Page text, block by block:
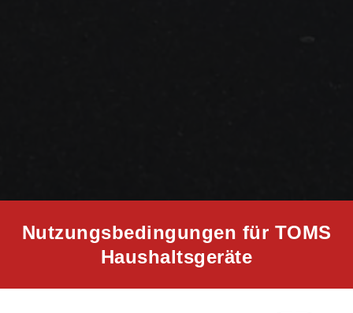
Nutzungsbedingungen für TOMS
Haushaltsgeräte